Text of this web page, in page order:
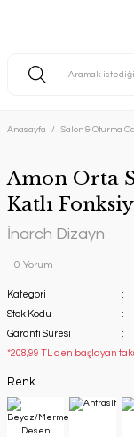
Anasayfa Salon & Oturma
Amon Orta
Katlı
İnarch Dizayn
0 Yorum
Kategori
Stok Kodu
Garanti Süresi
*208,99 TL den başlayan
Renk